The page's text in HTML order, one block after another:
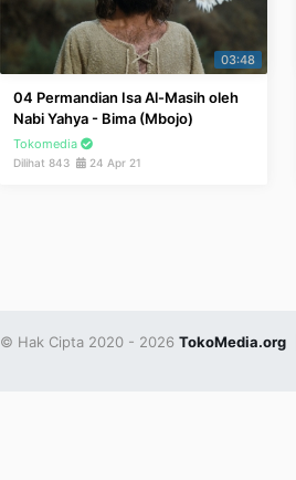
03:48
04 Permandian Isa Al-Masih oleh
Nabi Yahya - Bima (Mbojo)
Tokomedia
Dilihat 843 24 Apr 21
© Hak Cipta 2020 - 2026 TokoMedia.org